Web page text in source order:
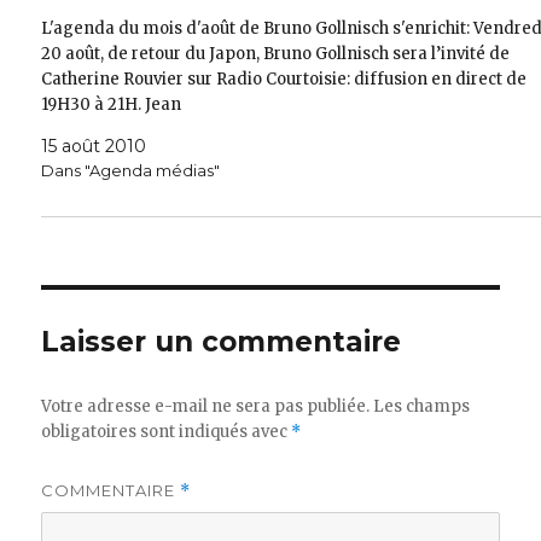
L'agenda du mois d'août de Bruno Gollnisch s'enrichit:
20 août, de retour du Japon, Bruno Gollnisch sera l’invité de
Catherine Rouvier sur Radio Courtoisie: diffusion en direct de
19H30 à 21H. Jean
15 août 2010
Dans "Agenda médias"
Laisser un commentaire
Votre adresse e-mail ne sera pas publiée. Les champs
obligatoires sont indiqués avec *
COMMENTAIRE *